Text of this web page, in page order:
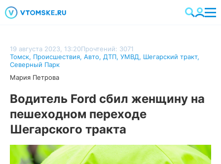
19 августа 2023, 13:20Прочтений: 3071
Томск, Происшествия, Авто, ДТП, УМВД, Шегарский тракт,
Северный Парк
Мария Петрова
Водитель Ford сбил женщину на
пешеходном переходе
Шегарского тракта